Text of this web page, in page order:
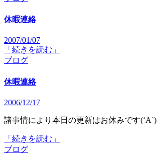
休暇連絡
2007/01/07
「続きを読む」
ブログ
休暇連絡
2006/12/17
諸事情により本日の更新はお休みです(‘A`)
「続きを読む」
ブログ